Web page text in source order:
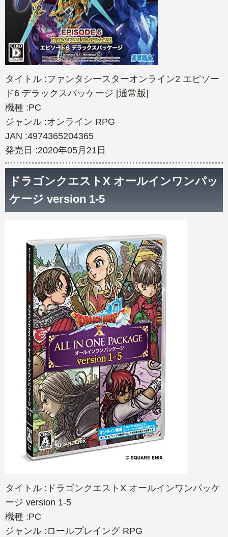
タイトル :ファンタシースターオンライン2 エピソー
ド6 デラックスパッケージ [通常版]
機種 :PC
ジャンル :オンライン RPG
JAN :4974365204365
発売日 :2020年05月21日
ドラゴンクエストX オールインワンパッ
ケージ version 1-5
タイトル :ドラゴンクエストX オールインワンパッケ
ージ version 1-5
機種 :PC
ジャンル :ロールプレイング RPG